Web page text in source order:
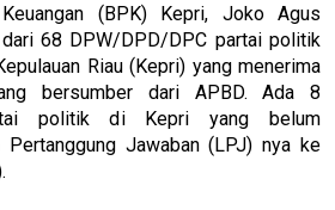
(BPK) Kepri, Joko Agus
68 DPW/DPD/DPC partai politik
Riau (Kepri) yang menerima
bersumber dari APBD. Ada 8
politik di Kepri yang belum
Pertanggung Jawaban (LPJ) nya ke